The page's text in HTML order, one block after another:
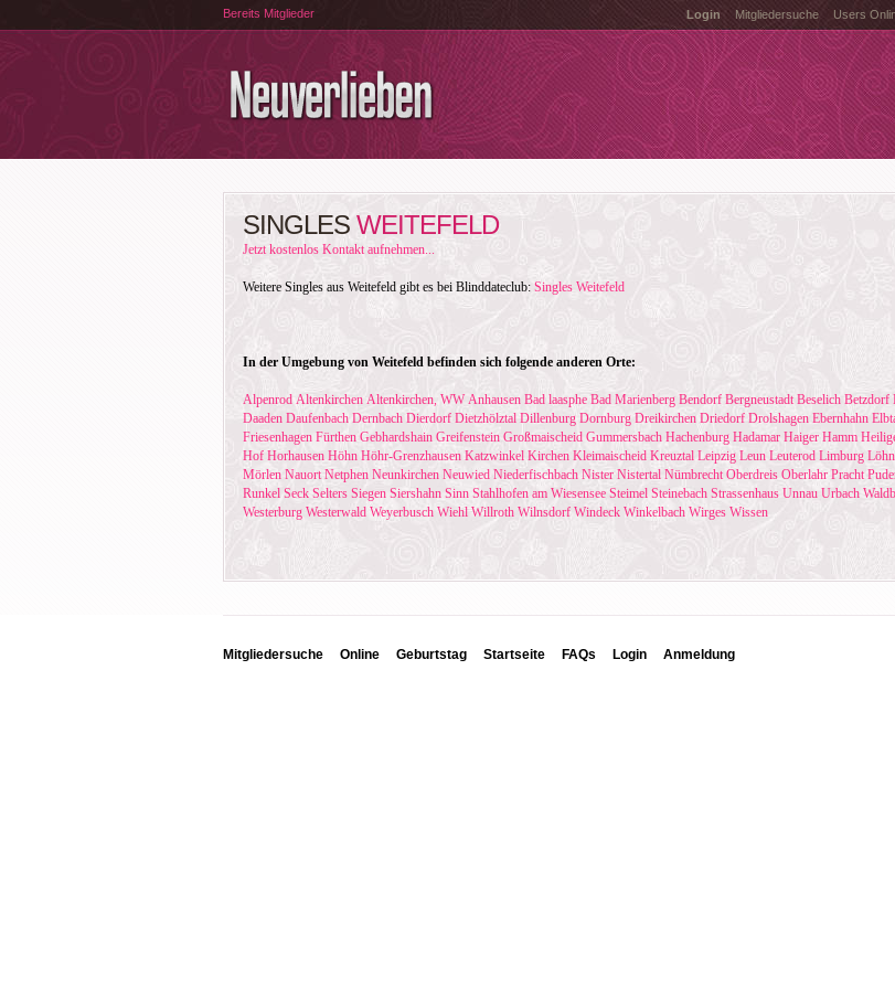
Login Mitgliedersuche Users
Bereits Mitglieder
SINGLES WEITEFELD
Jetzt kostenlos Kontakt aufnehmen...
Weitere Singles aus Weitefeld gibt es bei Blinddateclub: Singles Weitefeld
In der Umgebung von Weitefeld befinden sich folgende anderen Orte:
Alpenrod Altenkirchen Altenkirchen, WW Anhausen Bad laasphe Bad Marienberg Bendorf Bergneustadt Beselich Betzdorf
Daaden Daufenbach Dernbach Dierdorf Dietzhölztal Dillenburg Dornburg Dreikirchen Driedorf Drolshagen Ebernhahn
Friesenhagen Fürthen Gebhardshain Greifenstein Großmaischeid Gummersbach Hachenburg Hadamar Haiger Hamm
Hof Horhausen Höhn Höhr-Grenzhausen Katzwinkel Kirchen Kleimaischeid Kreuztal Leipzig Leun Leuterod Limburg
Mörlen Nauort Netphen Neunkirchen Neuwied Niederfischbach Nister Nistertal Nümbrecht Oberdreis Oberlahr Pracht
Runkel Seck Selters Siegen Siershahn Sinn Stahlhofen am Wiesensee Steimel Steinebach Strassenhaus Unnau Urbach
Westerburg Westerwald Weyerbusch Wiehl Willroth Wilnsdorf Windeck Winkelbach Wirges Wissen
Mitgliedersuche Online Geburtstag Startseite FAQs Login Anmeldung